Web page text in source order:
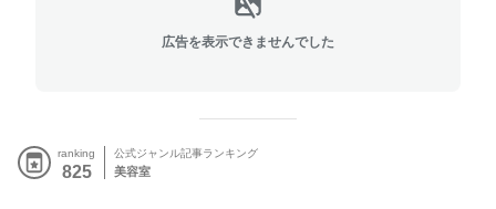
広告を表示できませんでした
ranking
825
公式ジャンル記事ランキング
美容室